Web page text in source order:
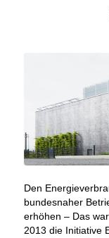
Den
bundesnaher
erhöhen – Das
2013 die Initiative